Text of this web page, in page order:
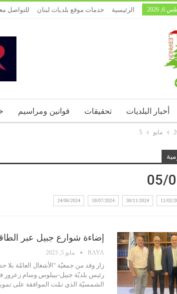
الرئيسية خدمات موقع بلديات لبنان للتواصل
أخبار البلديات تحقيقات قوانين ومراسيم
مايو 5
05/
11/02/
30/11/2024
18/07/2024
24/06/2024
إضاءة شوارع جبيل عبر
RAYA مايو 5, 2023
رئيس بلديّة جبيل-بيبلوس وسام زعرور
الشمسيّة الذي تمّت الموافقة على